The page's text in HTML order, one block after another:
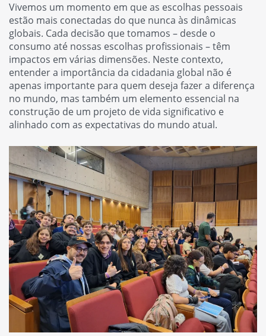
Vivemos um momento em que as escolhas pessoais
estão mais conectadas do que nunca às dinâmicas
globais. Cada decisão que tomamos – desde o
consumo até nossas escolhas profissionais – têm
impactos em várias dimensões. Neste contexto,
entender a importância da cidadania global não é
apenas importante para quem deseja fazer a diferença
no mundo, mas também um elemento essencial na
construção de um projeto de vida significativo e
alinhado com as expectativas do mundo atual.